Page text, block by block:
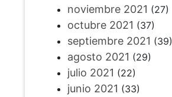
noviembre 2021 (27)
octubre 2021 (37)
septiembre 2021 (39)
agosto 2021 (29)
julio 2021 (22)
junio 2021 (33)